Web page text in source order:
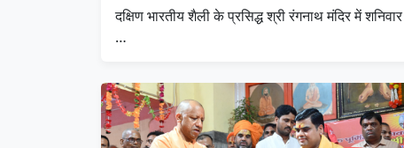
दक्षिण भारतीय शैली के प्रसिद्ध श्री रंगनाथ मंदिर में शनिवार
…